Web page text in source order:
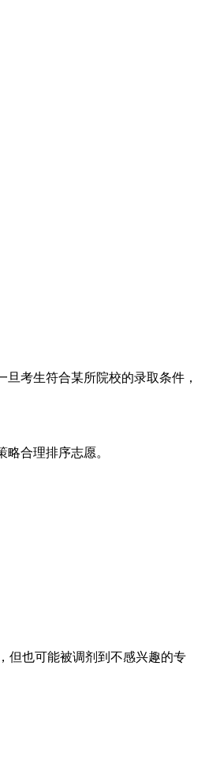
考生符合某所院校的录取条件，
合理排序志愿。
但也可能被调剂到不感兴趣的专